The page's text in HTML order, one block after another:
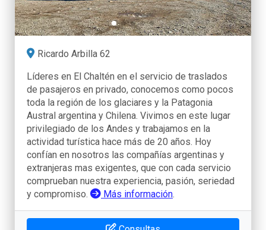
Ricardo Arbilla 62
Líderes en El Chaltén en el servicio de traslados
de pasajeros en privado, conocemos como pocos
toda la región de los glaciares y la Patagonia
Austral argentina y Chilena. Vivimos en este lugar
privilegiado de los Andes y trabajamos en la
actividad turística hace más de 20 años. Hoy
confían en nosotros las compañías argentinas y
extranjeras mas exigentes, que con cada servicio
comprueban nuestra experiencia, pasión, seriedad
y compromiso.
Más información.